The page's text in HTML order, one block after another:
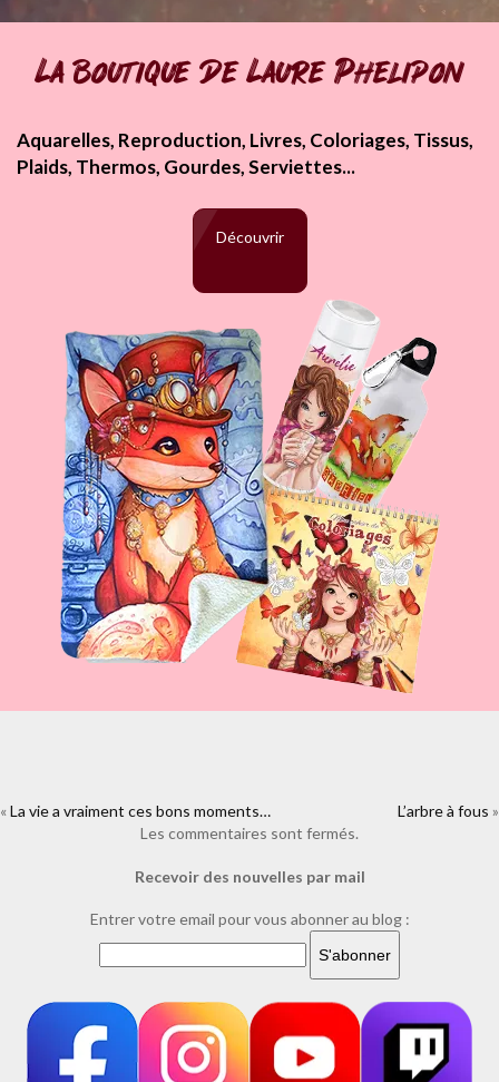
La boutique de Laure Phelipon
Aquarelles, Reproduction, Livres, Coloriages, Tissus,
Plaids, Thermos, Gourdes, Serviettes...
Découvrir
https://www.facebook.com/plugins/like.php?
href=https%3A%2F%2Fwww.laure-
«La vie a vraiment ces bons moments… L’arbre à fous »
Les commentaires sont fermés.
Recevoir des nouvelles par mail
Entrer votre email pour vous abonner au blog :